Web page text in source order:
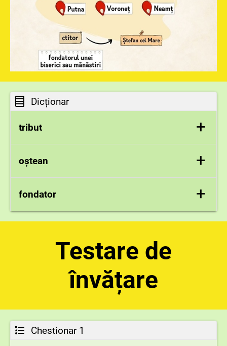
Dicționar
tribut +
Obligație (în bani sau în bunuri) pe care o impunea o
putere cuceritoare unui popor învins și care se plătea
la date fixe; bir.
oștean +
Militar, ostaș, soldat.
fondator +
Ctitor, întemeietor
Testare de
învățare
Chestionar 1